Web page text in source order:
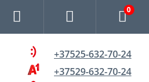
0
+37525-632-70-24
+37529-632-70-24